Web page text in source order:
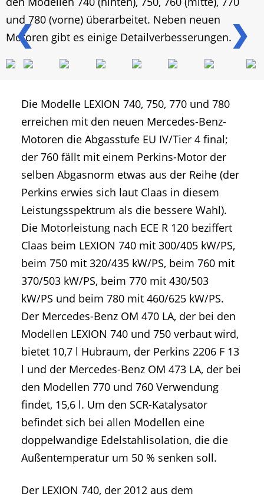
❮ ❯
und 780 (vorne) überarbeitet. Neben neuen
Motoren gibt es einige Detailverbesserungen.
Die Modelle LEXION 740, 750, 770 und 780
erreichen mit den neuen Mercedes-Benz-
Motoren die Abgasstufe EU IV/Tier 4 final;
der 760 fällt mit einem Perkins-Motor der
selben Abgasnorm etwas aus der Reihe (der
Perkins erwies sich laut Claas in diesem
Leistungsspektrum als die bessere Wahl).
Die Motorleistung nach ECE R 120 beziffert
Claas beim LEXION 740 mit 300/405 kW/PS,
beim 750 mit 320/435 kW/PS, beim 760 mit
370/503 kW/PS, beim 770 mit 430/503
kW/PS und beim 780 mit 460/625 kW/PS.
Der Mercedes-Benz OM 470 LA, der bei den
Modellen LEXION 740 und 750 verbaut wird,
bietet 10,7 l Hubraum, der Perkins 2206 F 13
l und der Mercedes-Benz OM 473 LA, der bei
den Modellen 770 und 760 Verwendung
findet, 15,6 l. Um den SCR-Katalysator
befindet sich bei allen Modellen eine
doppelwandige Edelstahlisolation, die die
Außentemperatur um 50 % senken soll.
Der LEXION 740, der 2012 aus dem